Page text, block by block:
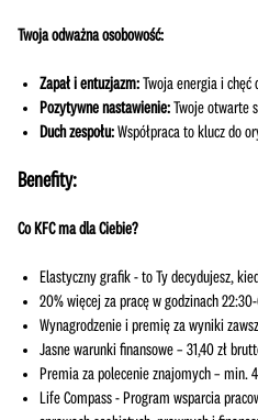
Twoja odważna osobowość:
Zapał i entuzjazm:Twoja energia i chęć
Pozytywne nastawienie:Twoje otwarte
Duch zespołu:Współpraca to klucz do
Benefity:
Co KFC ma dla Ciebie?
Elastyczny grafik - to Ty decydujesz,
20% więcej za pracę w godzinach
Wynagrodzenie i premię za wyniki
Jasne warunki finansowe – 31,40 zł
Premia za polecenie znajomych – min.
Life Compass - Program wsparcia